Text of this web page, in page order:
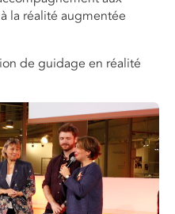
la réalité augmentée
de guidage en réalité